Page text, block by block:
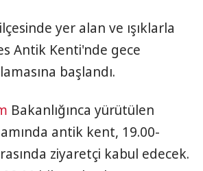
yer alan ve ışıklarla
Antik Kenti'nde gece
başlandı.
Bakanlığınca yürütülen
antik kent, 19.00-
ziyaretçi kabul edecek.